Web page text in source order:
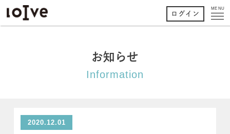
MENU
ログイン
お知らせ
Information
2020.12.01